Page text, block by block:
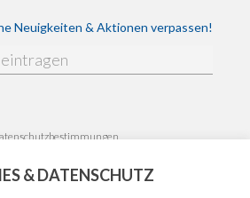
Neuigkeiten & Aktionen verpassen!
Impressum
& DATENSCHUTZ